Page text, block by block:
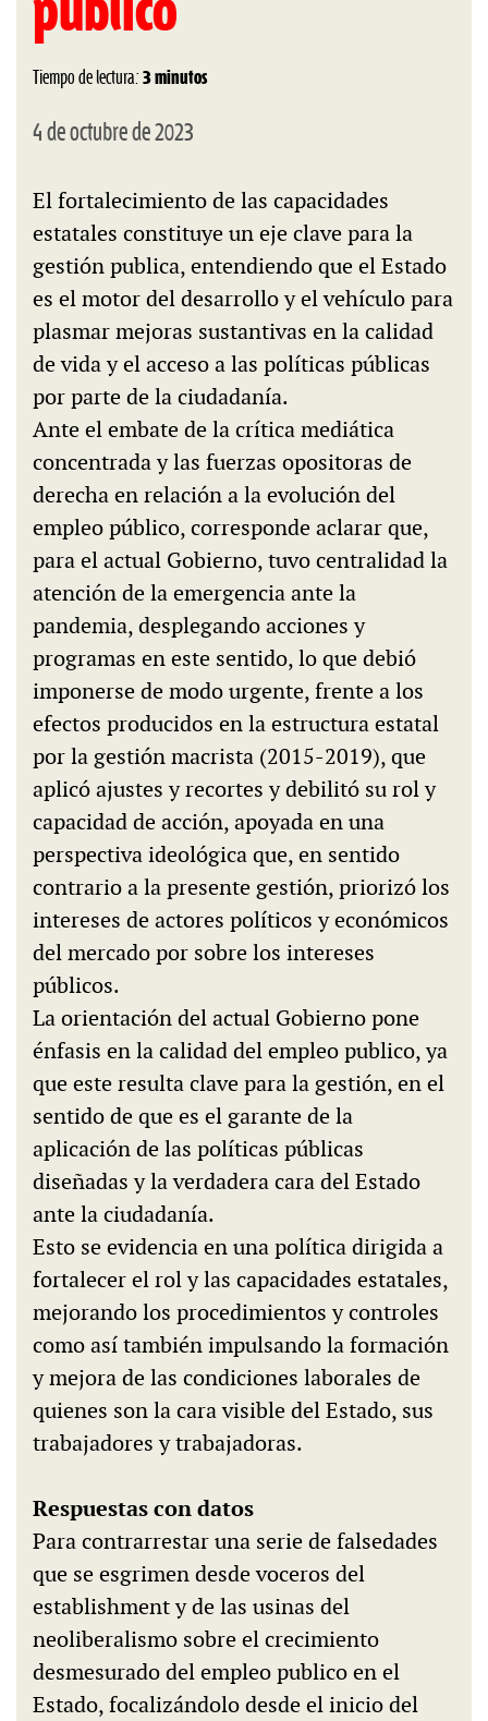
público
Tiempo de lectura: 3 minutos
4 de octubre de 2023
El fortalecimiento de las capacidades
estatales constituye un eje clave para la
gestión publica, entendiendo que el Estado
es el motor del desarrollo y el vehículo para
plasmar mejoras sustantivas en la calidad
de vida y el acceso a las políticas públicas
por parte de la ciudadanía.
Ante el embate de la crítica mediática
concentrada y las fuerzas opositoras de
derecha en relación a la evolución del
empleo público, corresponde aclarar que,
para el actual Gobierno, tuvo centralidad la
atención de la emergencia ante la
pandemia, desplegando acciones y
programas en este sentido, lo que debió
imponerse de modo urgente, frente a los
efectos producidos en la estructura estatal
por la gestión macrista (2015-2019), que
aplicó ajustes y recortes y debilitó su rol y
capacidad de acción, apoyada en una
perspectiva ideológica que, en sentido
contrario a la presente gestión, priorizó los
intereses de actores políticos y económicos
del mercado por sobre los intereses
públicos.
La orientación del actual Gobierno pone
énfasis en la calidad del empleo publico, ya
que este resulta clave para la gestión, en el
sentido de que es el garante de la
aplicación de las políticas públicas
diseñadas y la verdadera cara del Estado
ante la ciudadanía.
Esto se evidencia en una política dirigida a
fortalecer el rol y las capacidades estatales,
mejorando los procedimientos y controles
como así también impulsando la formación
y mejora de las condiciones laborales de
quienes son la cara visible del Estado, sus
trabajadores y trabajadoras.
Respuestas con datos
Para contrarrestar una serie de falsedades
que se esgrimen desde voceros del
establishment y de las usinas del
neoliberalismo sobre el crecimiento
desmesurado del empleo publico en el
Estado, focalizándolo desde el inicio del